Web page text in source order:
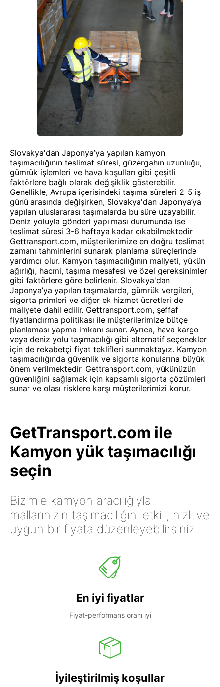
Slovakya'dan Japonya’ya yapılan kamyon
taşımacılığının teslimat süresi, güzergahın uzunluğu,
gümrük işlemleri ve hava koşulları gibi çeşitli
faktörlere bağlı olarak değişiklik gösterebilir.
Genellikle, Avrupa içerisindeki taşıma süreleri 2-5 iş
günü arasında değişirken, Slovakya'dan Japonya’ya
yapılan uluslararası taşımalarda bu süre uzayabilir.
Deniz yoluyla gönderi yapılması durumunda ise
teslimat süresi 3-6 haftaya kadar çıkabilmektedir.
Gettransport.com, müşterilerimize en doğru teslimat
zamanı tahminlerini sunarak planlama süreçlerinde
yardımcı olur. Kamyon taşımacılığının maliyeti, yükün
ağırlığı, hacmi, taşıma mesafesi ve özel gereksinimler
gibi faktörlere göre belirlenir. Slovakya'dan
Japonya’ya yapılan taşımalarda, gümrük vergileri,
sigorta primleri ve diğer ek hizmet ücretleri de
maliyete dahil edilir. Gettransport.com, şeffaf
fiyatlandırma politikası ile müşterilerimize bütçe
planlaması yapma imkanı sunar. Ayrıca, hava kargo
veya deniz yolu taşımacılığı gibi alternatif seçenekler
için de rekabetçi fiyat teklifleri sunmaktayız. Kamyon
taşımacılığında güvenlik ve sigorta konularına büyük
önem verilmektedir. Gettransport.com, yükünüzün
güvenliğini sağlamak için kapsamlı sigorta çözümleri
sunar ve olası risklere karşı müşterilerimizi korur.
GetTransport.com ile
Kamyon yük taşımacılığı
seçin
Bizimle kamyon aracılığıyla
mallarınızın taşımacılığını etkili, hızlı ve
uygun bir fiyata düzenleyebilirsiniz.
En iyi fiyatlar
Fiyat-performans oranı iyi
İyileştirilmiş koşullar